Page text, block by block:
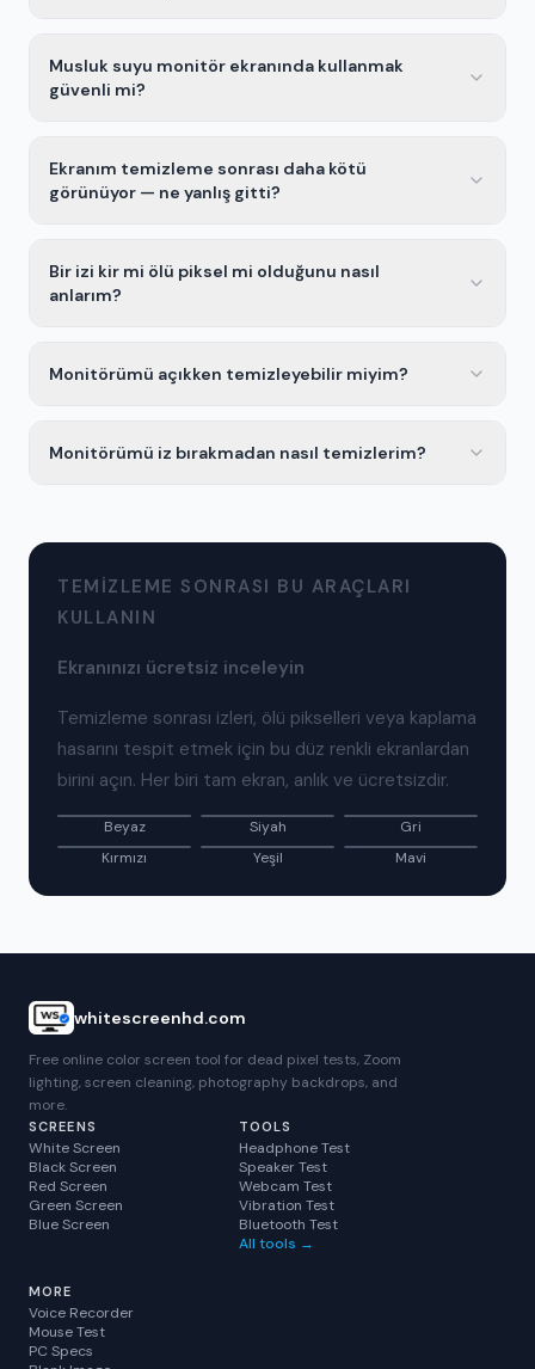
Musluk suyu monitör ekranında kullanmak
güvenli mi?
Ekranım temizleme sonrası daha kötü
görünüyor — ne yanlış gitti?
Bir izi kir mi ölü piksel mi olduğunu nasıl
anlarım?
Monitörümü açıkken temizleyebilir miyim?
Monitörümü iz bırakmadan nasıl temizlerim?
TEMIZLEME SONRASI BU ARAÇLARI
KULLANIN
Ekranınızı ücretsiz inceleyin
Temizleme sonrası izleri, ölü pikselleri veya kaplama
hasarını tespit etmek için bu düz renkli ekranlardan
birini açın. Her biri tam ekran, anlık ve ücretsizdir.
Beyaz Siyah
Gri
Kırmızı
Yeşil Mavi
whitescreenhd.com
Free online color screen tool for dead pixel tests, Zoom
lighting, screen cleaning, photography backdrops, and
more.
SCREENS
White Screen
Black Screen
Red Screen
Green Screen
Blue Screen
TOOLS
Headphone Test
Speaker Test
Webcam Test
Vibration Test
Bluetooth Test
All tools →
MORE
Voice Recorder
Mouse Test
PC Specs